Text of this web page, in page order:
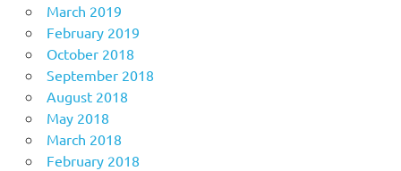
March 2019
February 2019
October 2018
September 2018
August 2018
May 2018
March 2018
February 2018